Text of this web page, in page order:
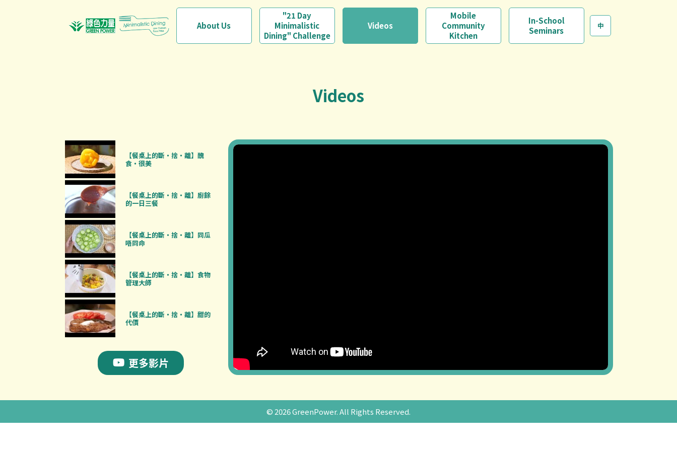
About Us
"21 Day
Minimalistic
Dining" Challenge
Videos
Mobile
Community
Kitchen
In-School
Seminars
中
Videos
【餐桌上的斷‧捨‧離】醜
食‧很美
【餐桌上的斷‧捨‧離】廚餘
的一日三餐
【餐桌上的斷‧捨‧離】同瓜
唔同命
【餐桌上的斷‧捨‧離】食物
管理大師
【餐桌上的斷‧捨‧離】甜的
代價
 更多影片
©2026 GreenPower. All Rights Reserved.